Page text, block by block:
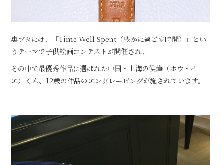
裏ブタには、「Time Well Spent（豊かに過ごす時間）」とい
うテーマで子供絵画コンテストが開催され、
その中で最優秀作品に選ばれた中国・上海の侯燁（ホウ・イ
エ）くん、12歳の作品のエングレービングが施されています。